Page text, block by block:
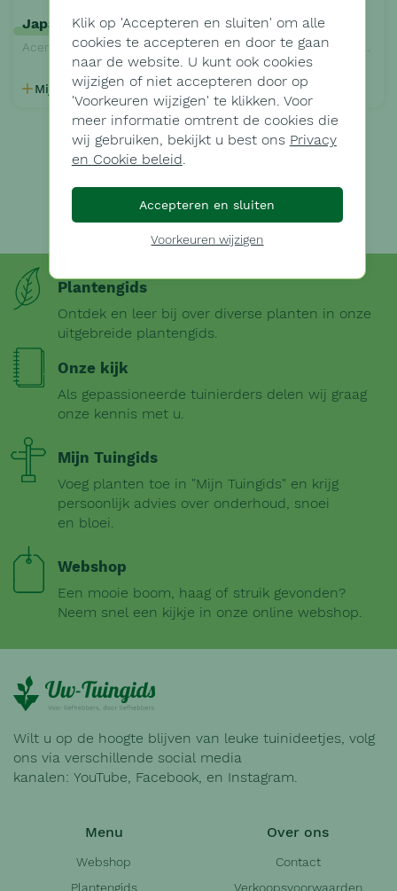
Japanse esdoorn
Acer palmatum 'Orange Dream'
Mijn Tuingids Mijn Tuingids
Plantengids
Ontdek en leer bij over diverse planten in onze
uitgebreide plantengids.
Onze kijk
Als gepassioneerde tuinierders delen wij graag
onze kennis met u.
Mijn Tuingids
Voeg planten toe in "Mijn Tuingids" en krijg
persoonlijk advies over onderhoud, snoei
en bloei.
Webshop
Een mooie boom, haag of struik gevonden?
Neem snel een kijkje in onze online webshop.
Wilt u op de hoogte blijven van leuke tuinideetjes, volg
ons via verschillende social media
kanalen: YouTube, Facebook, en Instagram.
Menu
Webshop
Plantengids
Over ons
Contact
Verkoopsvoorwaarden
Klik op 'Accepteren en sluiten' om alle
cookies te accepteren en door te gaan
naar de website. U kunt ook cookies
wijzigen of niet accepteren door op
'Voorkeuren wijzigen' te klikken. Voor
meer informatie omtrent de cookies die
wij gebruiken, bekijkt u best ons Privacy
en Cookie beleid.
Accepteren en sluiten
Voorkeuren wijzigen